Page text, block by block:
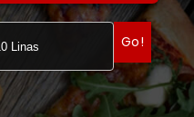
Go!